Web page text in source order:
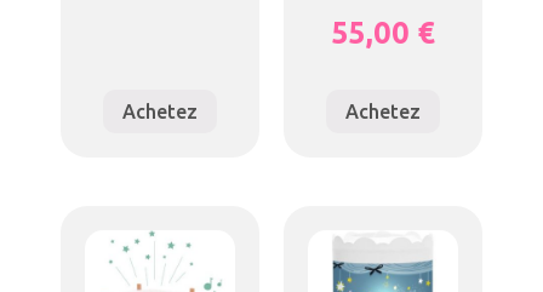
Achetez
55,00 €
Achetez